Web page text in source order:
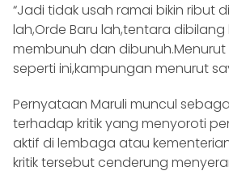
“Jadi tidak usah ramai bikin ribut
lah,Orde Baru lah,tentara
membunuh dan
seperti ini,kampungan menurut
Pernyataan Maruli muncul
terhadap kritik yang menyoroti
aktif di lembaga atau
kritik tersebut cenderung